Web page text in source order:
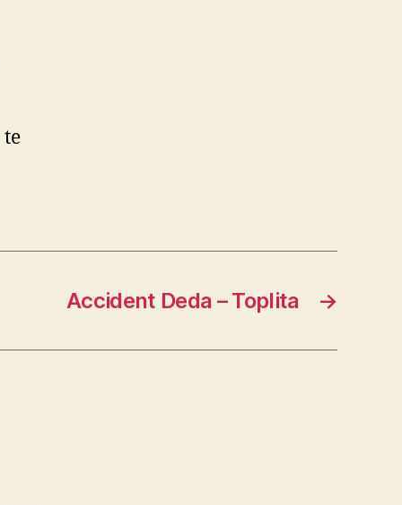
te
→
Accident Deda – Toplita